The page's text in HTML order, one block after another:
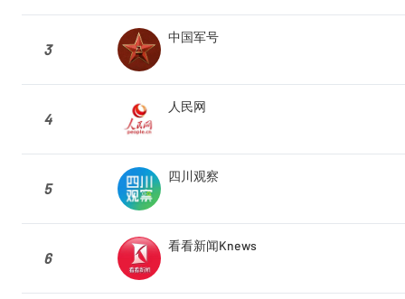
3
中国军号
4
人民网
5
四川观察
6
看看新闻Knews